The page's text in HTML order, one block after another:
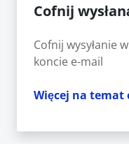
Cofnij
Cofnij wysyłanie
koncie e-mail
Więcej na temat